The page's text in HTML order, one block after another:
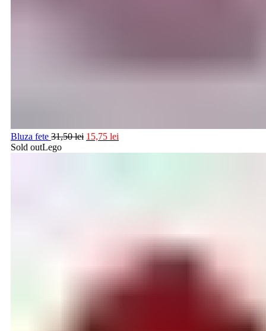
Bluza fete 31,50lei 15,75 lei
Sold outLego